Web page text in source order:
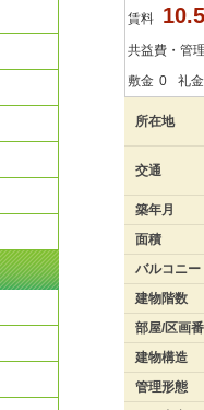
賃料
共益費・管
敷金 0 礼金
所在地
交通
築年月
面積
バルコニー
建物階数
部屋/区画
建物構造
管理形態